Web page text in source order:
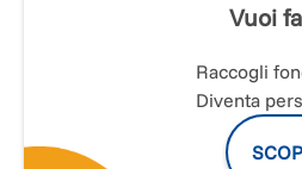
Il progetto ha l’obiettivo di
serviranno alla messa in
Vuoi
Raccogli
Diventa